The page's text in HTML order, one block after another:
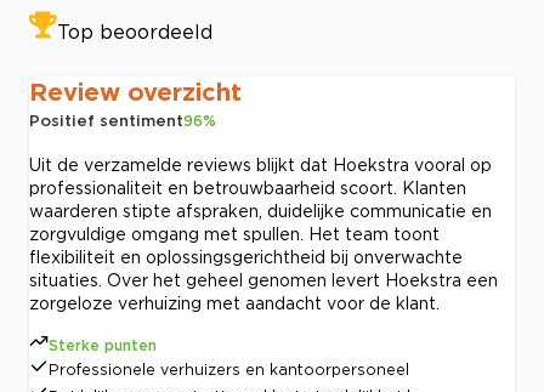
Top beoordeeld
Review overzicht
Positief sentiment96%
Uit de verzamelde reviews blijkt dat Hoekstra vooral op
professionaliteit en betrouwbaarheid scoort. Klanten
waarderen stipte afspraken, duidelijke communicatie en
zorgvuldige omgang met spullen. Het team toont
flexibiliteit en oplossingsgerichtheid bij onverwachte
situaties. Over het geheel genomen levert Hoekstra een
zorgeloze verhuizing met aandacht voor de klant.
Sterke punten
Professionele verhuizers en kantoorpersoneel